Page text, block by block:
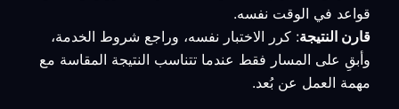
قواعد في الوقت نفسه.
قارن النتيجة: كرر الاختبار نفسه، وراجع شروط الخدمة،
وأبقِ على المسار فقط عندما تتناسب النتيجة المقاسة مع
مهمة العمل عن بُعد.